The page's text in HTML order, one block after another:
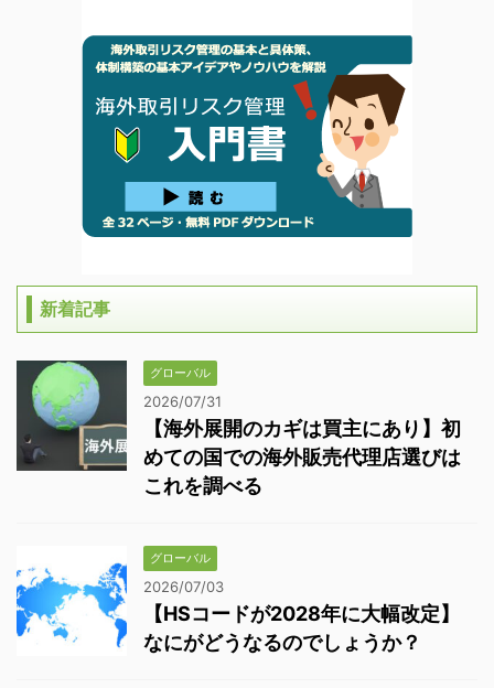
新着記事
グローバル
2026/07/31
【海外展開のカギは買主にあり】初
めての国での海外販売代理店選びは
これを調べる
グローバル
2026/07/03
【HSコードが2028年に大幅改定】
なにがどうなるのでしょうか？